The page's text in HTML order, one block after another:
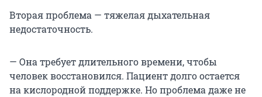
Вторая проблема — тяжелая дыхательная
недостаточность.
— Она требует длительного времени, чтобы
человек восстановился. Пациент долго остается
на кислородной поддержке. Но проблема даже не